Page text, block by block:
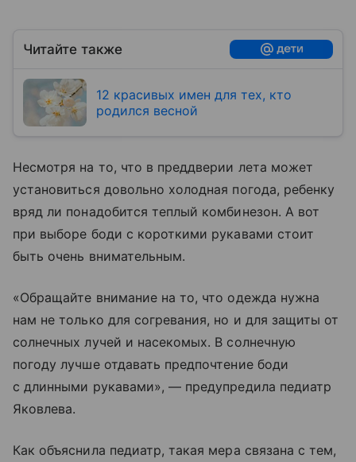
Читайте также
12 красивых имен для тех, кто
родился весной
Несмотря на то, что в преддверии лета может
установиться довольно холодная погода, ребенку
вряд ли понадобится теплый комбинезон. А вот
при выборе боди с короткими рукавами стоит
быть очень внимательным.
«Обращайте внимание на то, что одежда нужна
нам не только для согревания, но и для защиты от
солнечных лучей и насекомых. В солнечную
погоду лучше отдавать предпочтение боди
с длинными рукавами», — предупредила педиатр
Яковлева.
Как объяснила педиатр, такая мера связана с тем,